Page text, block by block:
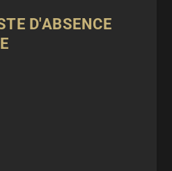
D'ABSENCE